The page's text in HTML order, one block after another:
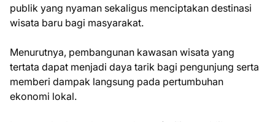
publik yang nyaman sekaligus menciptakan destinasi
wisata baru bagi masyarakat.
Menurutnya, pembangunan kawasan wisata yang
tertata dapat menjadi daya tarik bagi pengunjung serta
memberi dampak langsung pada pertumbuhan
ekonomi lokal.